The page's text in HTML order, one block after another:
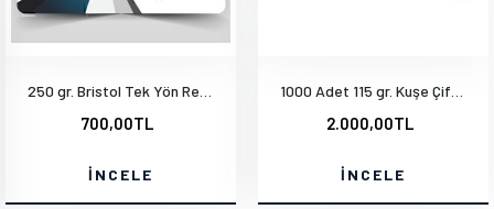
700,00TL
İNCELE
2.000,00TL
İNCELE